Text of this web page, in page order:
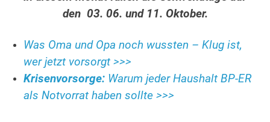
den 03. 06. und 11. Oktober.
Was Oma und Opa noch wussten – Klug ist,
wer jetzt vorsorgt >>>
Krisenvorsorge: Warum jeder Haushalt BP-ER
als Notvorrat haben sollte >>>